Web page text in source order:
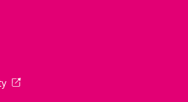
Tab geöffnet)
(Wird in einem neuen Tab geöffnet)